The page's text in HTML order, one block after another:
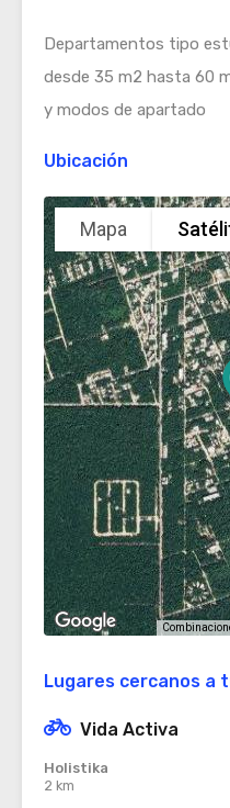
Departamentos tipo
desde 35 m2 hasta 60
y modos de apartado
Ubicación
Mapa
Lugares cercanos a
Vida Activa
Holistika
2 km